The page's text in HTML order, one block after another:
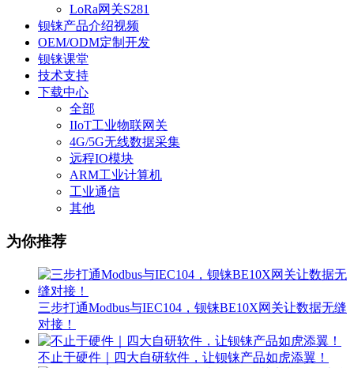
LoRa网关S281
钡铼产品介绍视频
OEM/ODM定制开发
钡铼课堂
技术支持
下载中心
全部
IIoT工业物联网关
4G/5G无线数据采集
远程IO模块
ARM工业计算机
工业通信
其他
为你推荐
三步打通Modbus与IEC104，钡铼BE10X网关让数据无缝
对接！
不止于硬件｜四大自研软件，让钡铼产品如虎添翼！